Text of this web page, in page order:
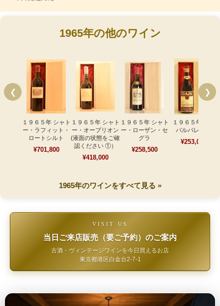
1965年の他のワイン
❮
１９６５年 シャト
ー・ラフィット・
ロートシルト
¥701,800
１９６５年 シャト
ー・オーブリオン
(液面の状態をご確
認ください ①）
¥418,000
１９６５年 シャト
ー・ローザン・セ
グラ
¥258,500
１９６５年 ガヤ
バルバレスコ
¥253,000
❯
1965年のワインをすべて見る »
VISIT US
当日ご来店販売（要ご予約）のご案内
古酒・ヴィンテージワインを今日買えるお店
東京都港区白金台2-7-1